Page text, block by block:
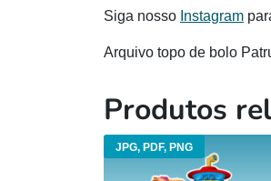
Siga nosso Instagram
Arquivo topo de bolo
Produtos
JPG, PDF, PNG